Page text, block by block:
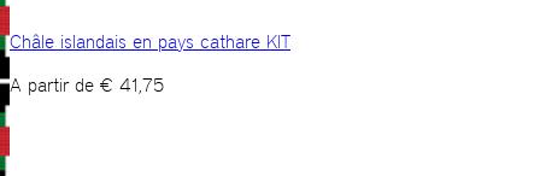
Châle islandais en pays cathare KIT
A partir de € 41,75